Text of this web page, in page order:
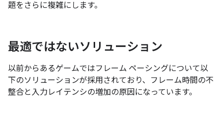
題をさらに複雑にします。
最適ではないソリューション
以前からあるゲームではフレーム ペーシングについて以
下のソリューションが採用されており、フレーム時間の不
整合と入力レイテンシの増加の原因になっています。